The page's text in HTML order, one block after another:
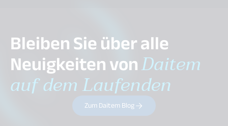
Bleiben Sie über alle
Neuigkeiten vonDaitem
auf dem Laufenden
Zum Daitem Blog